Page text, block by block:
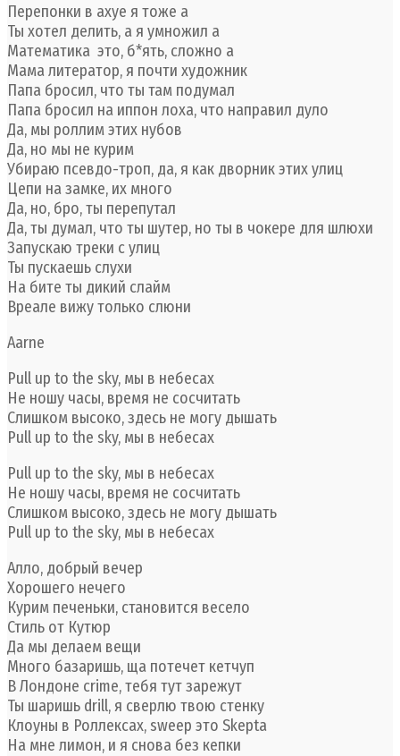
Перепонки в ахуе я тоже а
Ты хотел делить, а я умножил а
Математика это, б*ять, сложно а
Мама литератор, я почти художник
Папа бросил, что ты там подумал
Папа бросил на иппон лоха, что направил дуло
Да, мы роллим этих нубов
Да, но мы не курим
Убираю псевдо-троп, да, я как дворник этих улиц
Цепи на замке, их много
Да, но, бро, ты перепутал
Да, ты думал, что ты шутер, но ты в чокере для шлюхи
Запускаю треки с улиц
Ты пускаешь слухи
На бите ты дикий слайм
Вреале вижу только слюни
Aarne
Pull up to the sky, мы в небесах
Не ношу часы, время не сосчитать
Слишком высоко, здесь не могу дышать
Pull up to the sky, мы в небесах
Pull up to the sky, мы в небесах
Не ношу часы, время не сосчитать
Слишком высоко, здесь не могу дышать
Pull up to the sky, мы в небесах
Алло, добрый вечер
Хорошего нечего
Курим печеньки, становится весело
Стиль от Кутюр
Да мы делаем вещи
Много базаришь, ща потечет кетчуп
В Лондоне crime, тебя тут зарежут
Ты шаришь drill, я сверлю твою стенку
Клоуны в Роллексах, sweep это Skepta
На мне лимон, и я снова без кепки